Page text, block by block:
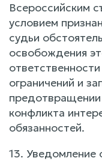
Всероссийским
условием
судьи
освобождения
ограничений и
предотвращении
конфликта
обязанностей.
13. Уведомление